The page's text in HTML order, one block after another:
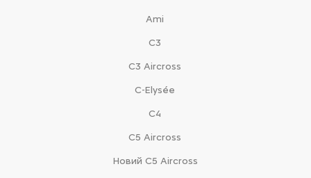
Ami
С3
С3 Aircross
C-Elysée
С4
С5 Aircross
Новий С5 Aircross